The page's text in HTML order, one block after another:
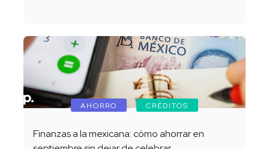
AHORRO CRÉDITOS
Finanzas a la mexicana: cómo ahorrar en